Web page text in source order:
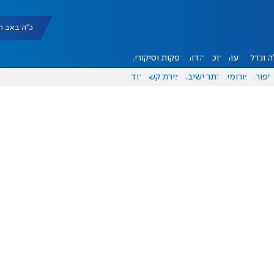
כ"ה באב תשפ"ו
ונדל"ן דעות אוכל יהדות הפקות וסיקורים
ספורט פורומים אתר ישיבה יצירת קשר עוד